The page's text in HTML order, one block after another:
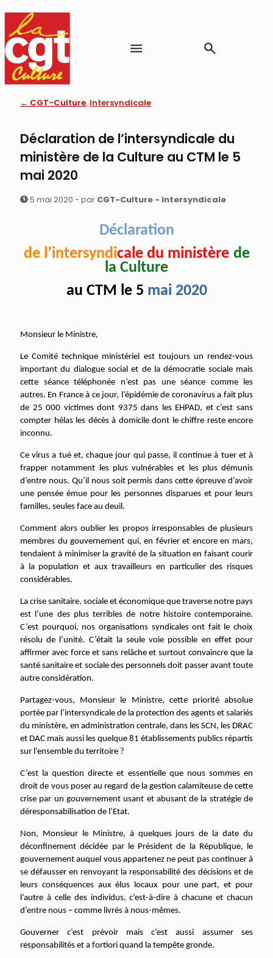
← CGT-Culture, Intersyndicale
Déclaration de l’intersyndicale du
ministère de la Culture au CTM le 5
mai 2020
5 mai 2020 - par CGT-Culture - Intersyndicale
Déclaration
de l’intersyndicale du ministère de
la Culture
au CTM le 5 mai 2020
Monsieur le Ministre,
Le Comité technique ministériel est toujours un rendez-vous
important du dialogue social et de la démocratie sociale mais
cette séance téléphonée n’est pas une séance comme les
autres. En France à ce jour, l’épidémie de coronavirus a fait plus
de 25 000 victimes dont 9375 dans les EHPAD, et c’est sans
compter hélas les décès à domicile dont le chiffre reste encore
inconnu.
Ce virus a tué et, chaque jour qui passe, il continue à tuer et à
frapper notamment les plus vulnérables et les plus démunis
d’entre nous. Qu’il nous soit permis dans cette épreuve d’avoir
une pensée émue pour les personnes disparues et pour leurs
familles, seules face au deuil.
Comment alors oublier les propos irresponsables de plusieurs
membres du gouvernement qui, en février et encore en mars,
tendaient à minimiser la gravité de la situation en faisant courir
à la population et aux travailleurs en particulier des risques
considérables.
La crise sanitaire, sociale et économique que traverse notre pays
est l’une des plus terribles de notre histoire contemporaine.
C’est pourquoi, nos organisations syndicales ont fait le choix
résolu de l’unité. C’était la seule voie possible en effet pour
affirmer avec force et sans relâche et surtout convaincre que la
santé sanitaire et sociale des personnels doit passer avant toute
autre considération.
Partagez-vous, Monsieur le Ministre, cette priorité absolue
portée par l’intersyndicale de la protection des agents et salariés
du ministère, en administration centrale, dans les SCN, les DRAC
et DAC mais aussi les quelque 81 établissements publics répartis
sur l’ensemble du territoire ?
C’est la question directe et essentielle que nous sommes en
droit de vous poser au regard de la gestion calamiteuse de cette
crise par un gouvernement usant et abusant de la stratégie de
déresponsabilisation de l’Etat.
Non, Monsieur le Ministre, à quelques jours de la date du
déconfinement décidée par le Président de la République, le
gouvernement auquel vous appartenez ne peut pas continuer à
se défausser en renvoyant la responsabilité des décisions et de
leurs conséquences aux élus locaux pour une part, et pour
l’autre à celle des individus, c’est-à-dire à chacune et chacun
d’entre nous – comme livrés à nous-mêmes.
Gouverner c’est prévoir mais c’est aussi assumer ses
responsabilités et a fortiori quand la tempête gronde.